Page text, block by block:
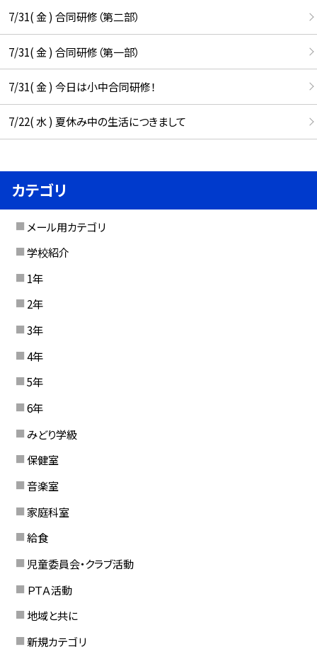
7/31( 金 ) 合同研修（第二部）
7/31( 金 ) 合同研修（第一部）
7/31( 金 ) 今日は小中合同研修！
7/22( 水 ) 夏休み中の生活につきまして
カテゴリ
メール用カテゴリ
学校紹介
1年
2年
3年
4年
5年
6年
みどり学級
保健室
音楽室
家庭科室
給食
児童委員会・クラブ活動
ＰＴＡ活動
地域と共に
新規カテゴリ